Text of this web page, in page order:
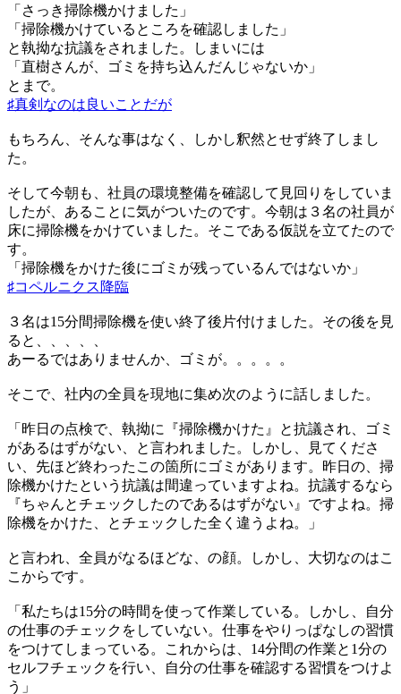
「さっき掃除機かけました」
「掃除機かけているところを確認しました」
と執拗な抗議をされました。しまいには
「直樹さんが、ゴミを持ち込んだんじゃないか」
とまで。
♯真剣なのは良いことだが
もちろん、そんな事はなく、しかし釈然とせず終了しまし
た。
そして今朝も、社員の環境整備を確認して見回りをしていま
したが、あることに気がついたのです。今朝は３名の社員が
床に掃除機をかけていました。そこである仮説を立てたので
す。
「掃除機をかけた後にゴミが残っているんではないか」
♯コペルニクス降臨
３名は15分間掃除機を使い終了後片付けました。その後を見
ると、、、、、
あーるではありませんか、ゴミが。。。。。
そこで、社内の全員を現地に集め次のように話しました。
「昨日の点検で、執拗に『掃除機かけた』と抗議され、ゴミ
があるはずがない、と言われました。しかし、見てくださ
い、先ほど終わったこの箇所にゴミがあります。昨日の、掃
除機かけたという抗議は間違っていますよね。抗議するなら
『ちゃんとチェックしたのであるはずがない』ですよね。掃
除機をかけた、とチェックした全く違うよね。」
と言われ、全員がなるほどな、の顔。しかし、大切なのはこ
こからです。
「私たちは15分の時間を使って作業している。しかし、自分
の仕事のチェックをしていない。仕事をやりっぱなしの習慣
をつけてしまっている。これからは、14分間の作業と1分の
セルフチェックを行い、自分の仕事を確認する習慣をつけよ
う」